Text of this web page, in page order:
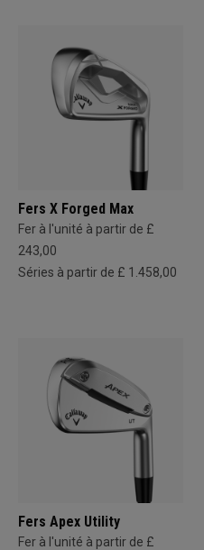
Fers X Forged Max
Fer à l'unité à partir de £
243,00
Séries à partir de £ 1.458,00
Fers Apex Utility
Fer à l'unité à partir de £